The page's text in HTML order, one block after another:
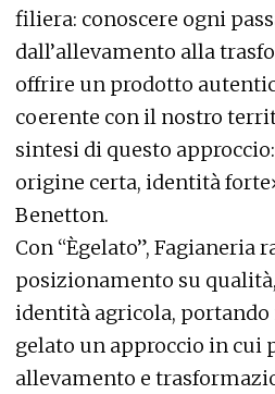
filiera: conoscere ogni
dall’allevamento alla
offrire un prodotto
coerente con il nostro
sintesi di questo
origine certa, identità
Benetton.
Con “Ègelato”, Fagianeria
posizionamento su
identità agricola,
gelato un approccio in cui
allevamento e